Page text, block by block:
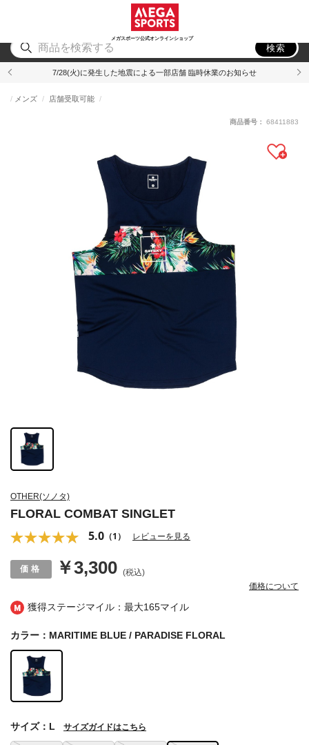
メガスポーツ公式オンラインショップ
アウトドア
検索
7/28(火)に発生した地震による一部店舗 臨時休業のお知らせ
獲得ステージマイル：最大165マイル
OTHER(ソノタ)
FLORAL COMBAT SINGLET
5.0 （1） レビューを見る
メンズ 店舗受取可能
￥3,300 (税込)
価格について
商品番号： 68411883
カラー：MARITIME BLUE / PARADISE FLORAL
サイズ：L サイズガイドはこちら